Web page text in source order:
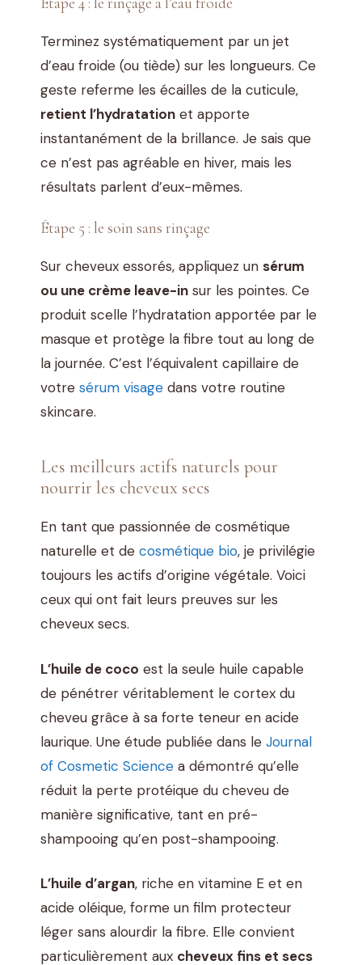
Terminez systématiquement par un jet
d’eau froide (ou tiède) sur les longueurs. Ce
geste referme les écailles de la cuticule,
retient l’hydratation et apporte
instantanément de la brillance. Je sais que
ce n’est pas agréable en hiver, mais les
résultats parlent d’eux-mêmes.
Étape 5 : le soin sans rinçage
Sur cheveux essorés, appliquez un sérum
ou une crème leave-in sur les pointes. Ce
produit scelle l’hydratation apportée par le
masque et protège la fibre tout au long de
la journée. C’est l’équivalent capillaire de
votre sérum visage dans votre routine
skincare.
Les meilleurs actifs naturels pour
nourrir les cheveux secs
En tant que passionnée de cosmétique
naturelle et de cosmétique bio, je privilégie
toujours les actifs d’origine végétale. Voici
ceux qui ont fait leurs preuves sur les
cheveux secs.
L’huile de coco est la seule huile capable
de pénétrer véritablement le cortex du
cheveu grâce à sa forte teneur en acide
laurique. Une étude publiée dans le Journal
of Cosmetic Science a démontré qu’elle
réduit la perte protéique du cheveu de
manière significative, tant en pré-
shampooing qu’en post-shampooing.
L’huile d’argan, riche en vitamine E et en
acide oléique, forme un film protecteur
léger sans alourdir la fibre. Elle convient
particulièrement aux cheveux fins et secs